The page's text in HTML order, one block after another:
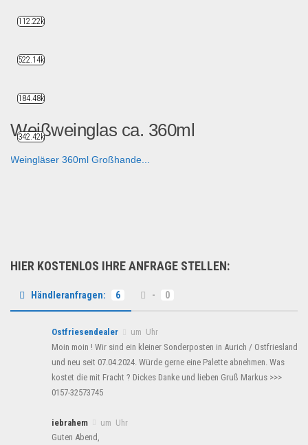
Weißweinglas ca. 360ml
Weingläser 360ml Großhande...
HIER KOSTENLOS IHRE ANFRAGE STELLEN:
Händleranfragen: 6 - 0
Ostfriesendealer
um Uhr
Moin moin ! Wir sind ein kleiner Sonderposten in Aurich / Ostfriesland
und neu seit 07.04.2024. Würde gerne eine Palette abnehmen. Was
kostet die mit Fracht ? Dickes Danke und lieben Gruß Markus >>>
0157-32573745
iebrahem
um Uhr
Guten Abend,
112.22k
522.14k
184.48k
342.42k